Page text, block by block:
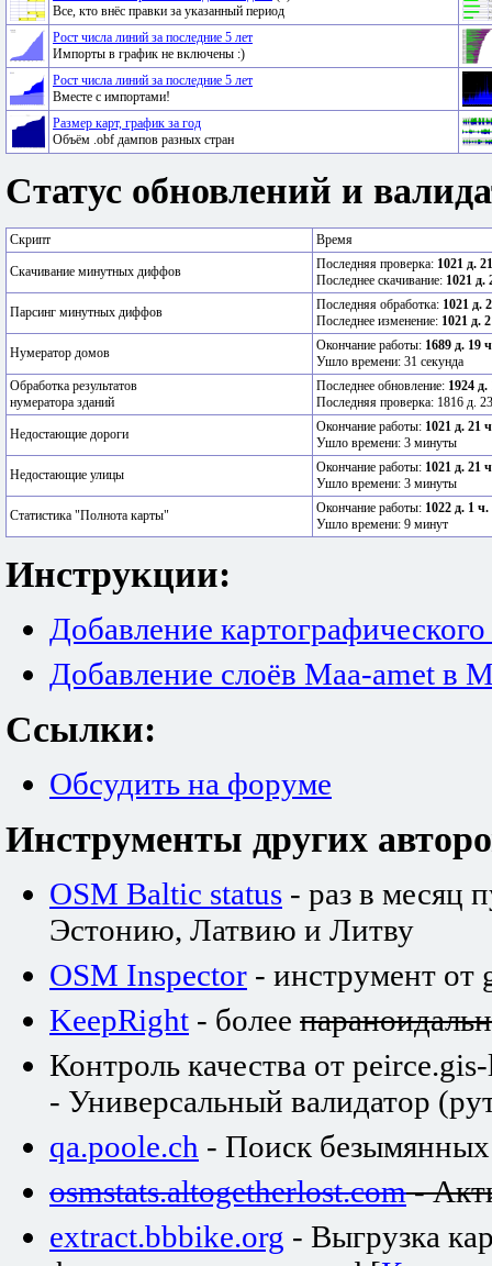
Все, кто внёс правки за указанный период
Рост числа линий за последние 5 лет
Импорты в график не включены :)
Рост числа линий за последние 5 лет
Вместе с импортами!
Размер карт, график за год
Объём .obf дампов разных стран
Статус обновлений и
Скрипт Время
Скачивание минутных диффов Последняя проверка: 1021 д.
Последнее скачивание: 1021 д.
Парсинг минутных диффов Последняя обработка: 1021 д.
Последнее изменение: 1021 д.
Нумератор домов Окончание работы: 1689 д. 19
Ушло времени: 31 секунда
Обработка результатов
нумератора зданий
Последнее обновление: 1924 д.
Последняя проверка: 1816 д.
Недостающие дороги Окончание работы: 1021 д. 21
Ушло времени: 3 минуты
Недостающие улицы Окончание работы: 1021 д. 21
Ушло времени: 3 минуты
Статистика "Полнота карты" Окончание работы: 1022 д. 1 ч.
Ушло времени: 9 минут
Инструкции:
Добавление
Добавление слоёв Maa-amet в
Ссылки:
Обсудить на форуме
Инструменты других
OSM Baltic status - раз в месяц
Эстонию, Латвию и Литву
OSM Inspector - инструмент от
KeepRight - более
Контроль качества от
- Универсальный валидатор
qa.poole.ch - Поиск
osmstats.altogetherlost.com-
extract.bbbike.org - Выгрузка